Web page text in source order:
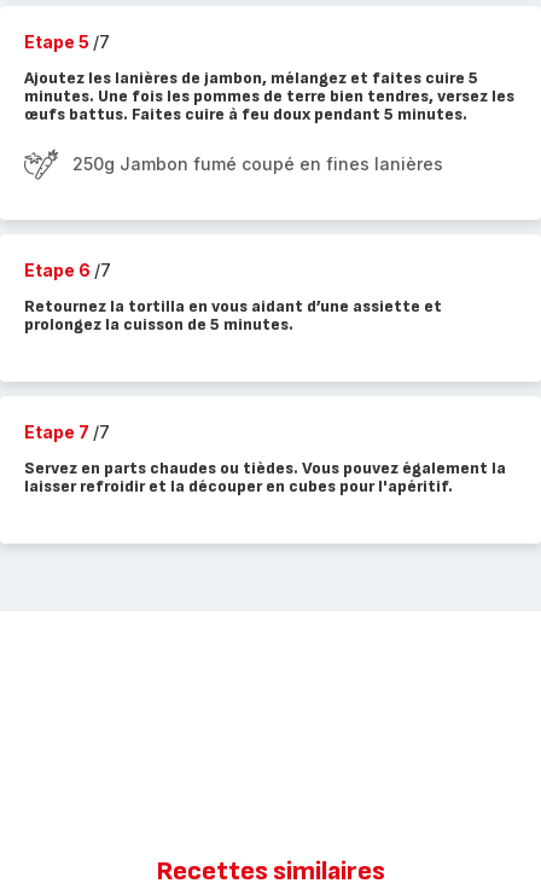
Etape 5 /7
Ajoutez les lanières de jambon, mélangez et faites cuire 5
minutes. Une fois les pommes de terre bien tendres, versez les
œufs battus. Faites cuire à feu doux pendant 5 minutes.
250g Jambon fumé coupé en fines lanières
Etape 6 /7
Retournez la tortilla en vous aidant d’une assiette et
prolongez la cuisson de 5 minutes.
Etape 7 /7
Servez en parts chaudes ou tièdes. Vous pouvez également la
laisser refroidir et la découper en cubes pour l'apéritif.
Recettes similaires